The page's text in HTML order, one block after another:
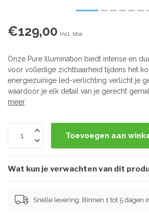
€129,00 Incl. btw
Onze Pure Illumination biedt intense en
voor volledige zichtbaarheid tijdens het
energiezuinige led-verlichting verlicht je
waardoor je elk detail van je gerecht
meer.
Toevoegen aan
Wat kun je verwachten van dit
Snelle levering: Binnen 1 tot 5 dagen